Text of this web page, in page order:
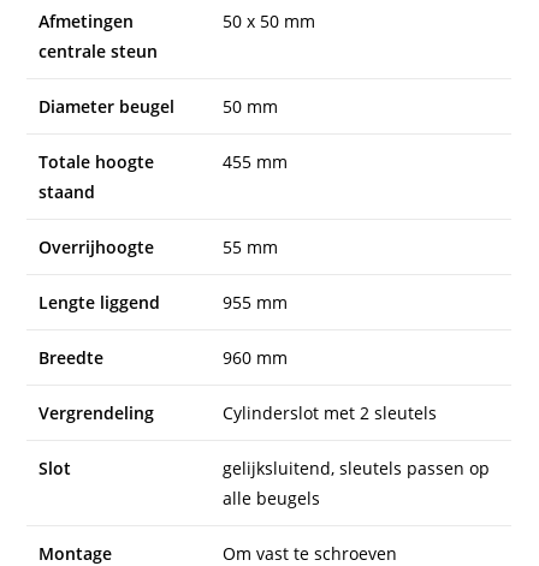
Afmetingen
centrale steun
50 x 50 mm
Diameter beugel 50 mm
Totale hoogte
staand
455 mm
Overrijhoogte 55 mm
Lengte liggend 955 mm
Breedte 960 mm
Vergrendeling Cylinderslot met 2 sleutels
Slot
gelijksluitend, sleutels passen op
alle beugels
Montage Om vast te schroeven